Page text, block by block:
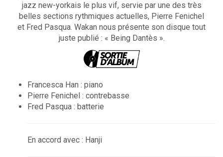
jazz new-yorkais le plus vif, servie par une des très
belles sections rythmiques actuelles, Pierre Fenichel
et Fred Pasqua. Wakan nous présente son disque tout
juste publié : « Being Dantès ».
Francesca Han : piano
Pierre Fenichel : contrebasse
Fred Pasqua : batterie
En accord avec : Hanji